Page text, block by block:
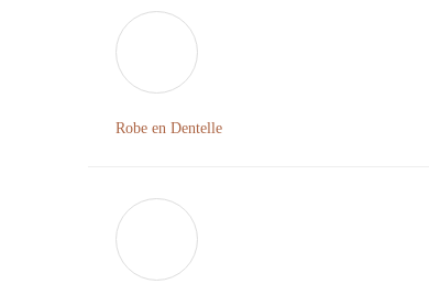
Robe en Dentelle